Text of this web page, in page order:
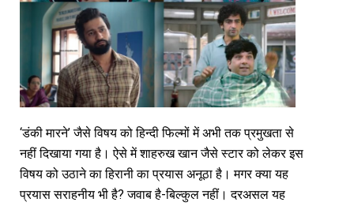
‘डंकी मारने’ जैसे विषय को हिन्दी फिल्मों में अभी तक प्रमुखता से
नहीं दिखाया गया है। ऐसे में शाहरुख खान जैसे स्टार को लेकर इस
विषय को उठाने का हिरानी का प्रयास अनूठा है। मगर क्या यह
प्रयास सराहनीय भी है? जवाब है-बिल्कुल नहीं। दरअसल यह